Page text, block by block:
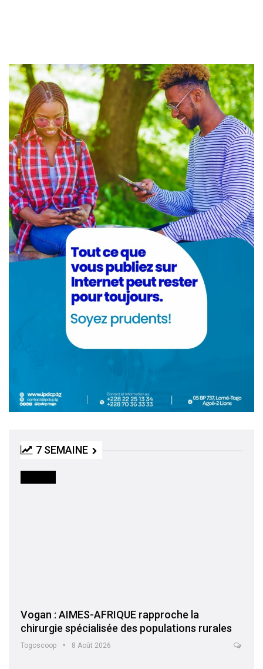
7 SEMAINE
Vogan : AIMES-AFRIQUE rapproche la
chirurgie spécialisée des populations rurales
Togoscoop 8 Août 2026